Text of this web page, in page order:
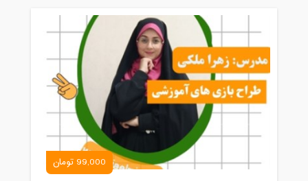
99,000 تومان